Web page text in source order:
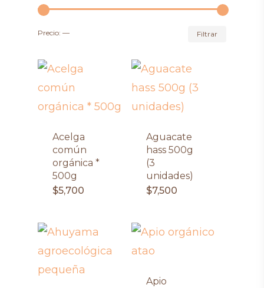
Filtrar
Precio: —
Acelga
común
orgánica *
500g
$5,700
Aguacate
hass 500g
(3
unidades)
$7,500
Apio